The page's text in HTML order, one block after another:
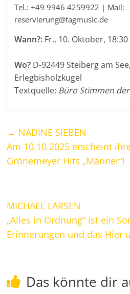
Tel.: +49 9946 4259922 | Mail:
reservierung@tagmusic.de
Wann?: Fr., 10. Oktober,
Wo? D-92449 Steiberg am
Erlegbisholzkugel
Textquelle: Büro Stimmen
← NADINE SIEBEN
Am 10.10.2025 erscheint
Grönemeyer Hits „Männer“!
MICHAEL LARSEN
„Alles in Ordnung“ ist ein
Erinnerungen und das Hier
Das könnte dir